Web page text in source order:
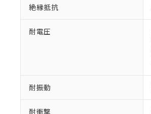
絶縁抵抗
耐電圧
耐振動
耐衝撃